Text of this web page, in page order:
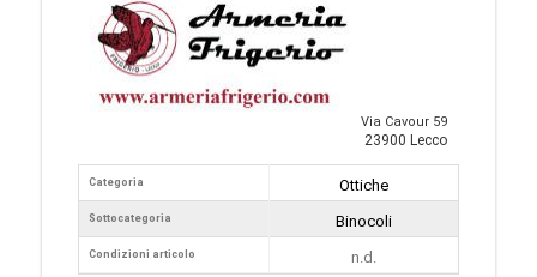
Via Cavour 59
23900 Lecco
Categoria
Sottocategoria
Condizioni articolo
Ottiche
Binocoli
n.d.